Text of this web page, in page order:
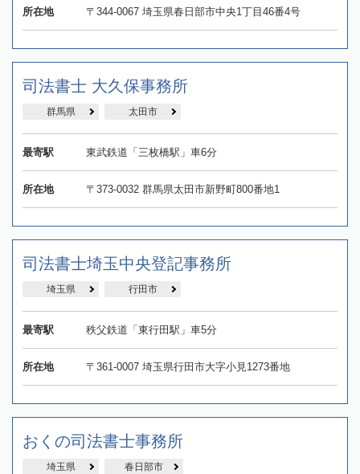
所在地 〒344-0067 埼玉県春日部市中央1丁目46番4号
司法書士 大久保事務所
群馬県 太田市
最寄駅 東武鉄道「三枚橋駅」車6分
所在地 〒373-0032 群馬県太田市新野町800番地1
司法書士埼玉中央登記事務所
埼玉県 行田市
最寄駅 秩父鉄道「東行田駅」車5分
所在地 〒361-0007 埼玉県行田市大字小見1273番地
おくの司法書士事務所
埼玉県 春日部市